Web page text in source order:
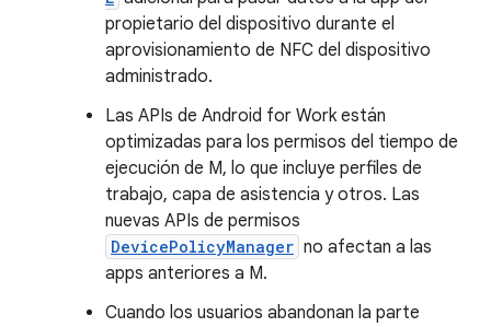
propietario del dispositivo durante el
aprovisionamiento de NFC del dispositivo
administrado.
Las APIs de Android for Work están
optimizadas para los permisos del tiempo de
ejecución de M, lo que incluye perfiles de
trabajo, capa de asistencia y otros. Las
nuevas APIs de permisos
DevicePolicyManager no afectan a las
apps anteriores a M.
Cuando los usuarios abandonan la parte